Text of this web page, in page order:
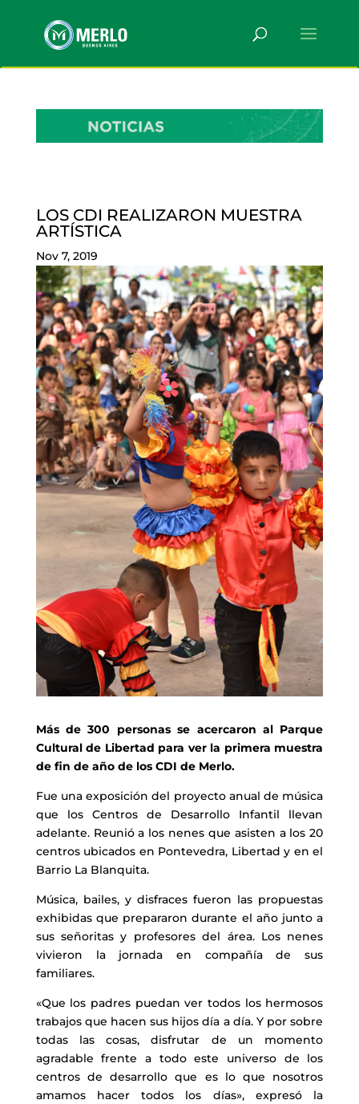
LOS CDI REALIZARON MUESTRA
ARTÍSTICA
Nov 7, 2019
Más de 300 personas se acercaron al Parque
Cultural de Libertad para ver la primera muestra
de fin de año de los CDI de Merlo.
Fue una exposición del proyecto anual de música
que los Centros de Desarrollo Infantil llevan
adelante. Reunió a los nenes que asisten a los 20
centros ubicados en Pontevedra, Libertad y en el
Barrio La Blanquita.
Música, bailes, y disfraces fueron las propuestas
exhibidas que prepararon durante el año junto a
sus señoritas y profesores del área. Los nenes
vivieron la jornada en compañía de sus
familiares.
«Que los padres puedan ver todos los hermosos
trabajos que hacen sus hijos día a día. Y por sobre
todas las cosas, disfrutar de un momento
agradable frente a todo este universo de los
centros de desarrollo que es lo que nosotros
amamos hacer todos los días», expresó la